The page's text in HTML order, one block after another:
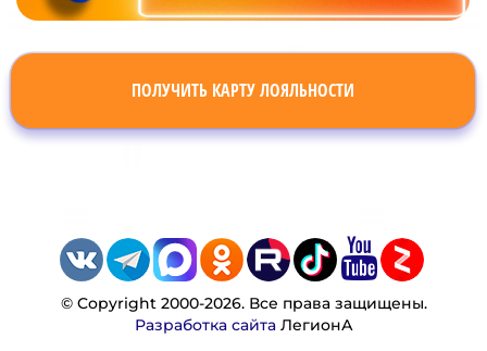
ПОЛУЧИТЬ КАРТУ ЛОЯЛЬНОСТИ
© Copyright 2000-2026. Все права защищены.
Разработка сайтаЛегионА